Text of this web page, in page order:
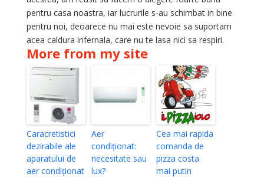
pentru casa noastra, iar lucrurile s-au schimbat in bine
pentru noi, deoarece nu mai este nevoie sa suportam
acea caldura infernala, care nu te lasa nici sa respiri.
More from my site
Caracretistici
dezirabile ale
aparatului de
aer condiționat
Aer
condiționat:
necesitate sau
lux?
Cea mai rapida
comanda de
pizza costa
mai putin